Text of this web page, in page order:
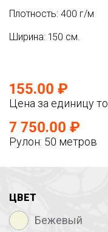
Плотность: 400 г/м
Ширина: 150 см.
155.00 ₽
Цена за единицу
7 750.00 ₽
Рулон: 50 метров
ЦВЕТ
Бежевый